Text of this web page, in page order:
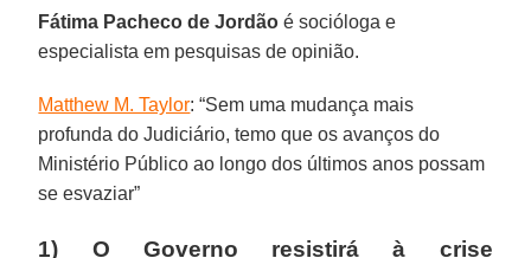
Fátima Pacheco de Jordão é socióloga e
especialista em pesquisas de opinião.
Matthew M. Taylor: “Sem uma mudança mais
profunda do Judiciário, temo que os avanços do
Ministério Público ao longo dos últimos anos possam
se esvaziar”
1) O Governo resistirá à crise